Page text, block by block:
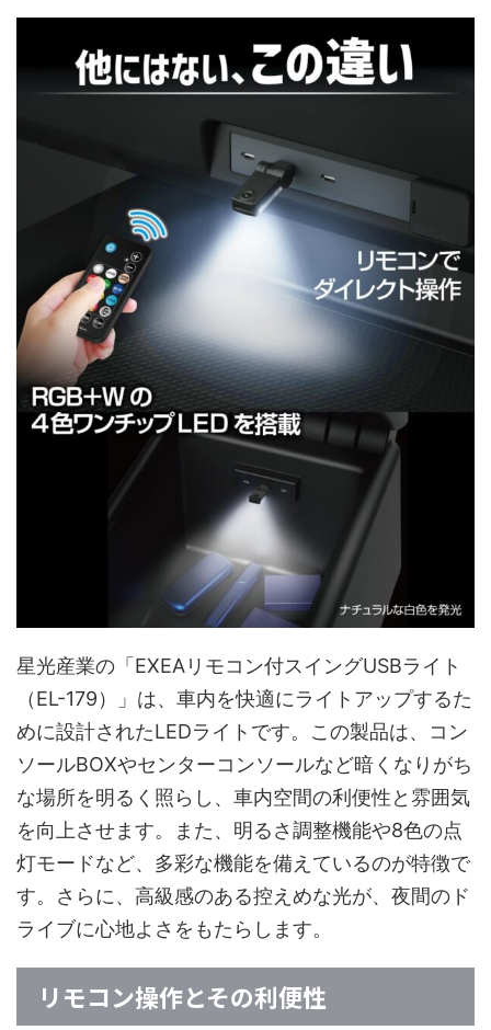
星光産業の「EXEAリモコン付スイングUSBライト
（EL-179）」は、車内を快適にライトアップするた
めに設計されたLEDライトです。この製品は、コン
ソールBOXやセンターコンソールなど暗くなりがち
な場所を明るく照らし、車内空間の利便性と雰囲気
を向上させます。また、明るさ調整機能や8色の点
灯モードなど、多彩な機能を備えているのが特徴で
す。さらに、高級感のある控えめな光が、夜間のド
ライブに心地よさをもたらします。
リモコン操作とその利便性